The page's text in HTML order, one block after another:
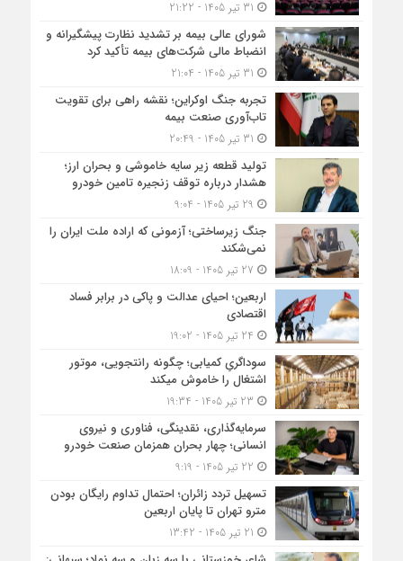
شورای عالی بیمه بر تشدید نظارت پیشگیرانه و
انضباط مالی شرکت‌های بیمه تأکید کرد
تجربه جنگ اوکراین؛ نقشه راهی برای تقویت
تاب‌آوری صنعت بیمه
تولید قطعه زیر سایه خاموشی و بحران ارز؛
هشدار درباره توقف زنجیره تامین خودرو
جنگ زیرساختی؛ آزمونی که اراده ملت ایران را
نمی‌شکند
اربعین؛ احیای عدالت و پاکی در برابر فساد
اقتصادی
سوداگریِ کمیابی؛ چگونه رانتجویی، موتور
اشتغال را خاموش میکند
سرمایه‌گذاری، نقدینگی، فناوری و نیروی
انسانی؛ چهار بحران همزمان صنعت خودرو
تسهیل تردد زائران؛ احتمال تداوم رایگان بودن
مترو تهران تا پایان اربعین